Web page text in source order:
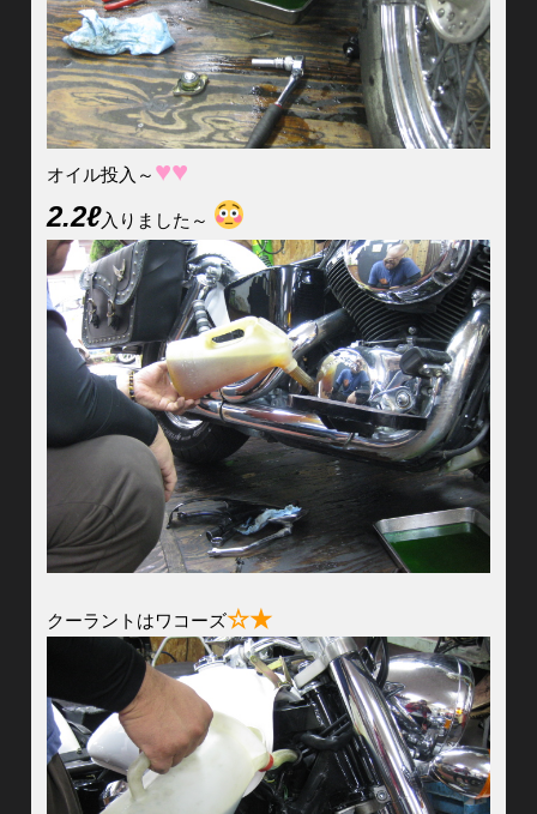
オイル投入～ ♥♥
2.2ℓ入りました～
クーラントはワコーズ☆★